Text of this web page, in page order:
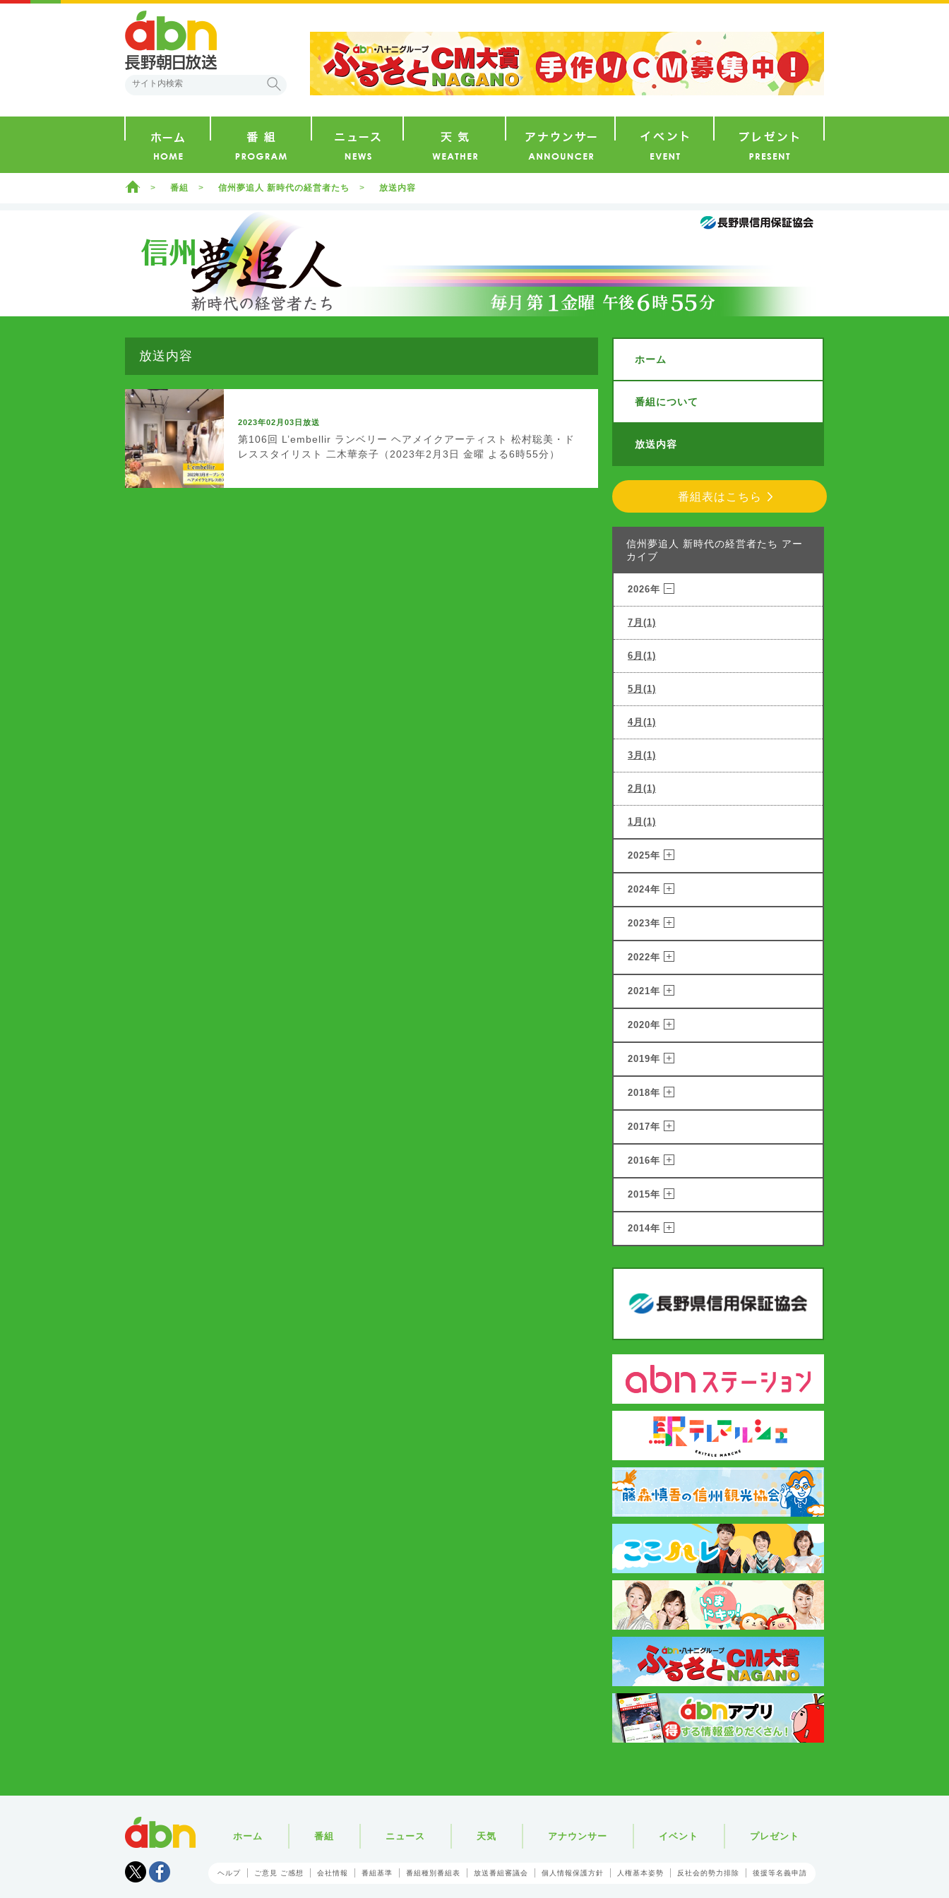
ホーム 番組 信州夢追人 新時代の経営者たち 放送内容
放送内容
2023年02月03日放送
第106回 L’embellir ランベリー ヘアメイクアーティスト 松村聡美・ド
レススタイリスト 二木華奈子（2023年2月3日 金曜 よる6時55分）
ホーム
番組について
放送内容
番組表はこちら
信州夢追人 新時代の経営者たち アー
カイブ
2026年
7月(1)
6月(1)
5月(1)
4月(1)
3月(1)
2月(1)
1月(1)
2025年
2024年
2023年
2022年
2021年
2020年
2019年
2018年
2017年
2016年
2015年
2014年
Tweet
ホーム 番組 ニュース 天気 アナウンサー イベント プレゼント
ヘルプ ご意見 ご感想 会社情報 番組基準 番組種別番組表 放送番組審議会 個人情報保護方針 人権基本姿勢 反社会的勢力排除 後援等名義申請